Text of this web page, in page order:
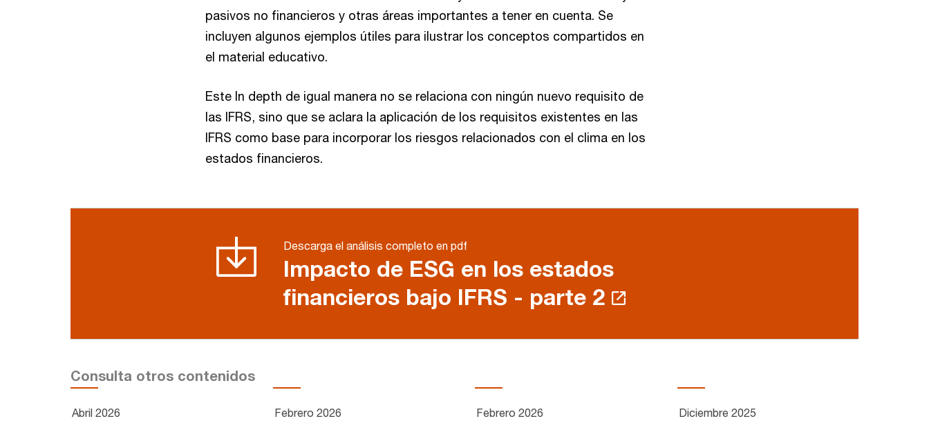
pasivos no financieros y otras áreas importantes a tener en cuenta. Se
incluyen algunos ejemplos útiles para ilustrar los conceptos compartidos en
el material educativo.
Este In depth de igual manera no se relaciona con ningún nuevo requisito de
las IFRS, sino que se aclara la aplicación de los requisitos existentes en las
IFRS como base para incorporar los riesgos relacionados con el clima en los
estados financieros.
Descarga el análisis completo en pdf
Impacto de ESG en los estados
financieros bajo IFRS - parte 2
Consulta otros contenidos
Abril 2026 Febrero 2026 Febrero 2026 Diciembre 2025